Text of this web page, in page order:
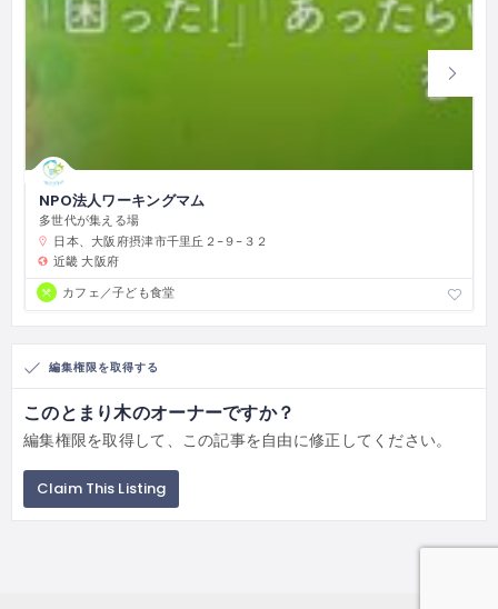
NPO法人ワーキングマム
多世代が集える場
日本、大阪府摂津市千里丘２−９−３２
近畿 大阪府
カフェ／子ども食堂
編集権限を取得する
このとまり木のオーナーですか？
編集権限を取得して、この記事を自由に修正してください。
Claim This Listing